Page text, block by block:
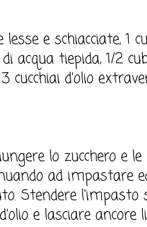
e schiacciate, 1
acqua tiepida, 1/2
cucchiai d'olio
lo zucchero e
ad impastare
Stendere l'impasto
e lasciare ancore